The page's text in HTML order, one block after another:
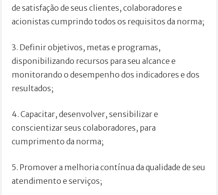
de satisfação de seus clientes, colaboradores e
acionistas cumprindo todos os requisitos da norma;
3. Definir objetivos, metas e programas,
disponibilizando recursos para seu alcance e
monitorando o desempenho dos indicadores e dos
resultados;
4. Capacitar, desenvolver, sensibilizar e
conscientizar seus colaboradores, para
cumprimento da norma;
5. Promover a melhoria contínua da qualidade de seu
atendimento e serviços;